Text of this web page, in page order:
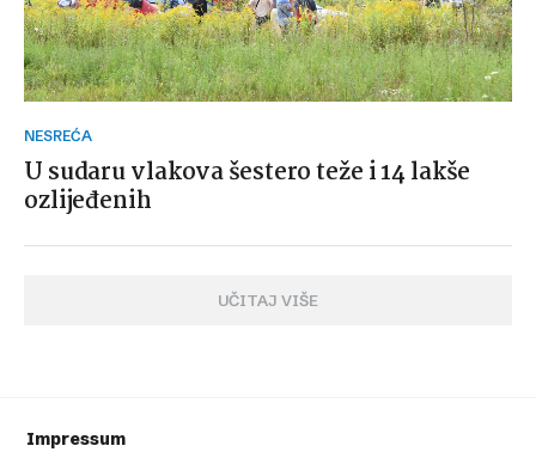
NESREĆA
U sudaru vlakova šestero teže i 14 lakše
ozlijeđenih
UČITAJ VIŠE
Impressum